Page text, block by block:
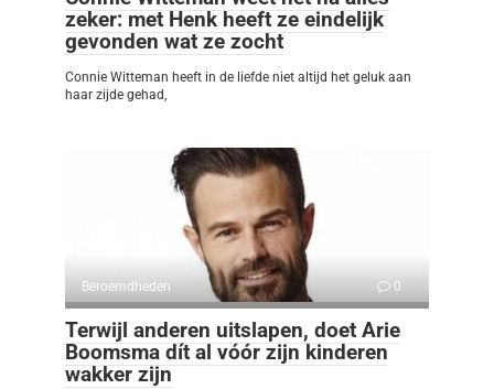
zeker: met Henk heeft ze eindelijk
gevonden wat ze zocht
Connie Witteman heeft in de liefde niet altijd het geluk aan
haar zijde gehad,
Beroemdheden 0
Terwijl anderen uitslapen, doet Arie
Boomsma dít al vóór zijn kinderen
wakker zijn